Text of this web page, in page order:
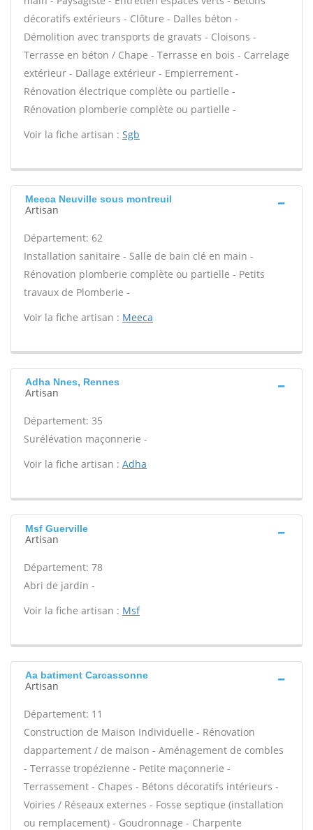
décoratifs extérieurs - Clôture - Dalles béton -
Démolition avec transports de gravats - Cloisons -
Terrasse en béton / Chape - Terrasse en bois - Carrelage
extérieur - Dallage extérieur - Empierrement -
Rénovation électrique complète ou partielle -
Rénovation plomberie complète ou partielle -
Voir la fiche artisan : Sgb
Meeca Neuville sous montreuil
Artisan
Département: 62
Installation sanitaire - Salle de bain clé en main -
Rénovation plomberie complète ou partielle - Petits
travaux de Plomberie -
Voir la fiche artisan : Meeca
Adha Nnes, Rennes
Artisan
Département: 35
Surélévation maçonnerie -
Voir la fiche artisan : Adha
Msf Guerville
Artisan
Département: 78
Abri de jardin -
Voir la fiche artisan : Msf
Aa batiment Carcassonne
Artisan
Département: 11
Construction de Maison Individuelle - Rénovation
dappartement / de maison - Aménagement de combles
- Terrasse tropézienne - Petite maçonnerie -
Terrassement - Chapes - Bétons décoratifs intérieurs -
Voiries / Réseaux externes - Fosse septique (installation
ou remplacement) - Goudronnage - Charpente